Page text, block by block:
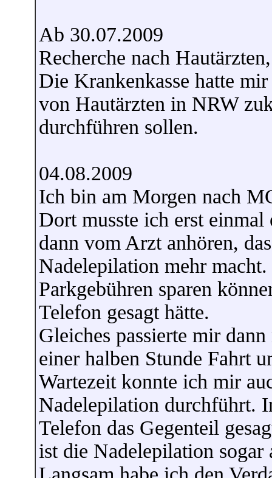
Ab 30.07.2009
Recherche nach
Die Krankenkasse hatte
von Hautärzten in NRW
durchführen sollen.
04.08.2009
Ich bin am Morgen nach
Dort musste ich erst
dann vom Arzt anhören,
Nadelepilation mehr
Parkgebühren sparen
Telefon gesagt hätte.
Gleiches passierte mir
einer halben Stunde Fahrt
Wartezeit konnte ich mir
Nadelepilation durchführt.
Telefon das Gegenteil
ist die Nadelepilation